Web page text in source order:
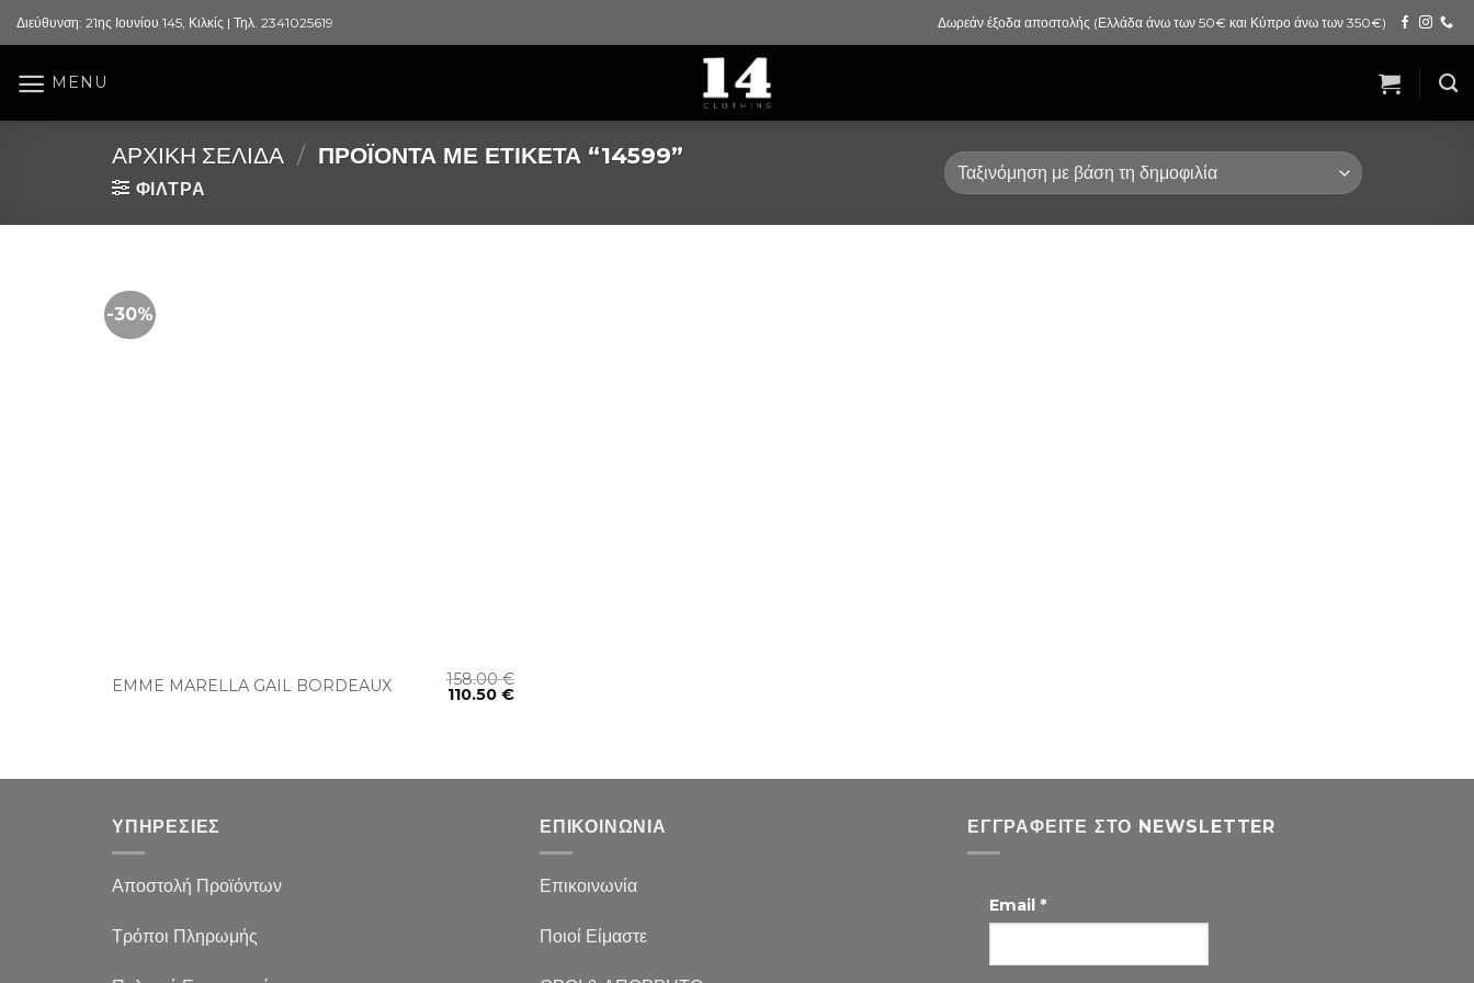
Skip
to
Διεύθυνση: 21ης Ιουνίου 145, Κιλκίς | Τηλ. 2341025619 Δωρεάν έξοδα αποστολής (Ελλάδα άνω των 50€ και Κύπρο άνω των 350€)
MENU
ΑΡΧΙΚΉ ΣΕΛΊΔΑ / ΠΡΟΪΌΝΤΑ ΜΕ ΕΤΙΚΈΤΑ “14599”
ΦΙΛΤΡΑ
-30%
EMME MARELLA GAIL BORDEAUX 158.00€
110.50 €
ΥΠΗΡΕΣΙΕΣ
Αποστολή Προϊόντων
Τρόποι Πληρωμής
ΕΠΙΚΟΙΝΩΝΙΑ
Επικοινωνία
Ποιοί Είμαστε
ΕΓΓΡΑΦΕΊΤΕ ΣΤΟ NEWSLETTER
Email *